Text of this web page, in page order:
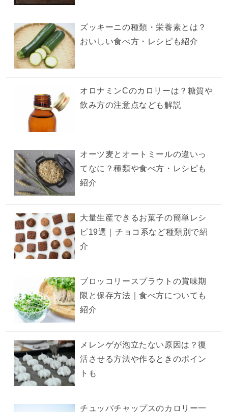
ズッキーニの種類・栄養素とは？
おいしい食べ方・レシピも紹介
オロナミンCのカロリーは？糖質や
飲み方の注意点なども解説
オーツ麦とオートミールの違いっ
てなに？種類や食べ方・レシピも
紹介
大量生産できるお菓子の簡単レシ
ピ19選｜チョコ系など種類別で紹
介
ブロッコリースプラウトの賞味期
限と保存方法｜食べ方についても
紹介
メレンゲが泡立たない原因は？復
活させる方法や作るときのポイン
トも
チュッパチャップスのカロリー一